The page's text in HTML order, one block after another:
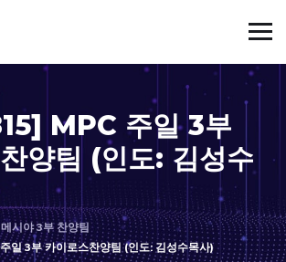
MPC 주일 3부
양팀 (인도: 김성수
메시야 3부 찬양팀
일 3부 카이로스찬양팀 (인도: 김성수목사)